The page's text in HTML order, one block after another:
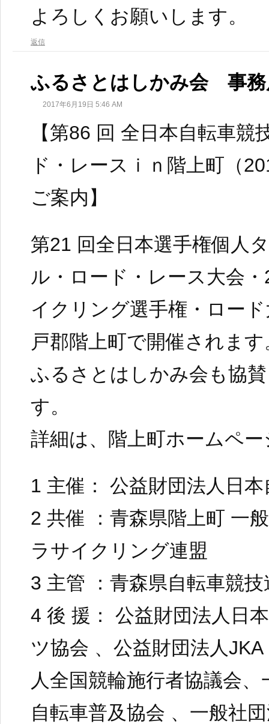
よろしくお願いします。
返信
ふるさとはしかみ会 事務
2017年6月19日 5:46 AM
【第86 回 全日本自転車競
ド・レースｉｎ階上町（
ご案内】
第21 回全日本選手権個人
ル・ロード・レース大会
イクリング選手権・ロー
戸郡階上町で開催されます
ふるさとはしかみ会も協
す。
詳細は、階上町ホームペ
1 主催： 公益財団法人日
2 共催 ：青森県階上町 一
ラサイクリング連盟
3 主管 ：青森県自転車競技
4 後 援： 公益財団法人日
ツ協会 、公益財団法人
人全国競輪施行者協議会
自転車普及協会 、一般社